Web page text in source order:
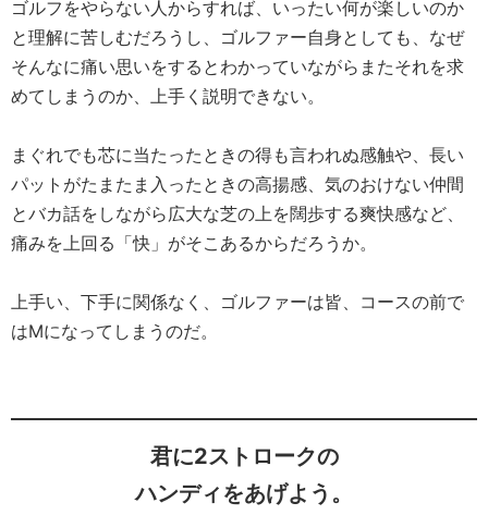
ゴルフをやらない人からすれば、いったい何が楽しいのか
と理解に苦しむだろうし、ゴルファー自身としても、なぜ
そんなに痛い思いをするとわかっていながらまたそれを求
めてしまうのか、上手く説明できない。
まぐれでも芯に当たったときの得も言われぬ感触や、長い
パットがたまたま入ったときの高揚感、気のおけない仲間
とバカ話をしながら広大な芝の上を闊歩する爽快感など、
痛みを上回る「快」がそこあるからだろうか。
上手い、下手に関係なく、ゴルファーは皆、コースの前で
はMになってしまうのだ。
君に2ストロークの
ハンディをあげよう。